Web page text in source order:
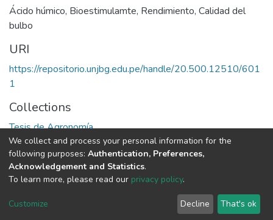
Ácido húmico, Bioestimulamte, Rendimiento, Calidad del
bulbo
URI
https://repositorio.unjbg.edu.pe/handle/20.500.12510/601
1
Collections
Tesis de Agronomía
Full item page
DSpace software copyright © 2002-2026
Cookie
End User
Agreement
Send
Feedback
We collect and process your personal information for the
following purposes: Authentication, Preferences,
Acknowledgement and Statistics.
To learn more, please read our privacy policy.
Customize Decline That's ok